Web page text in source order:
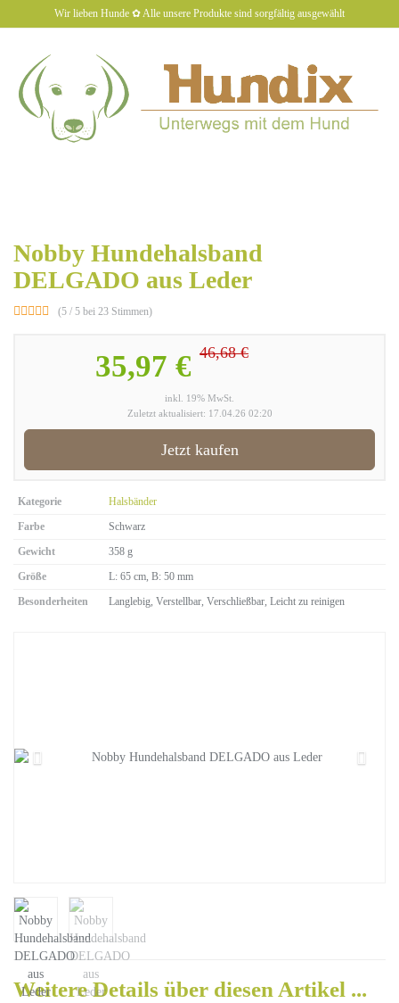
to
Wir lieben Hunde ✿ Alle unsere Produkte sind sorgfältig ausgewählt
Nobby Hundehalsband
DELGADO aus Leder
(5 / 5 bei 23 Stimmen)
35,97 € 46,68 €
inkl. 19% MwSt.
Zuletzt aktualisiert: 17.04.26 02:20
Jetzt kaufen
Kategorie
Halsbänder
Farbe
Schwarz
Gewicht
358 g
Größe
L: 65 cm, B: 50 mm
Besonderheiten
Langlebig, Verstellbar, Verschließbar, Leicht zu reinigen
Weitere Details über diesen Artikel ...